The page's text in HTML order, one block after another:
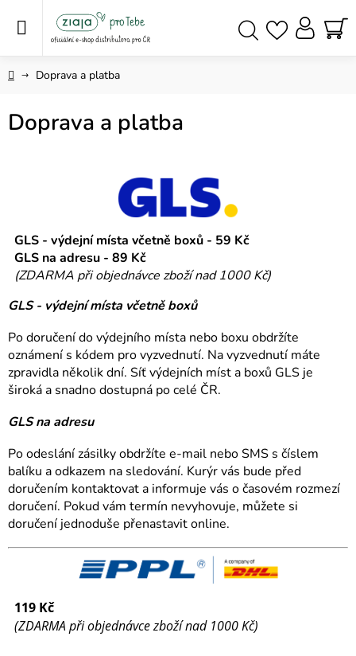
DomůDoprava a platba
Doprava a platba
GLS - výdejní místa včetně boxů - 59 Kč
GLS na adresu - 89 Kč
(ZDARMA při objednávce zboží nad 1000 Kč)
GLS - výdejní místa včetně boxů
Po doručení do výdejního místa nebo boxu obdržíte
oznámení s kódem pro vyzvednutí. Na vyzvednutí máte
zpravidla několik dní. Síť výdejních míst a boxů GLS je
široká a snadno dostupná po celé ČR.
GLS na adresu
Po odeslání zásilky obdržíte e-mail nebo SMS s číslem
balíku a odkazem na sledování. Kurýr vás bude před
doručením kontaktovat a informuje vás o časovém rozmezí
doručení. Pokud vám termín nevyhovuje, můžete si
doručení jednoduše přenastavit online.
119 Kč
(ZDARMA při objednávce zboží nad 1000 Kč)